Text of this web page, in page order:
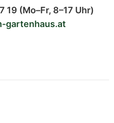
19 (Mo–Fr, 8–17 Uhr)
gartenhaus.at